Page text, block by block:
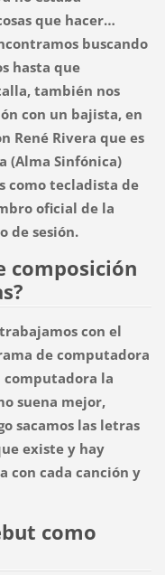
que hacer…
buscando
hasta que
también nos
con un bajista, en
René Rivera que es
(Alma Sinfónica)
como tecladista de
oficial de la
de sesión.
composición
con el
de computadora
la
suena mejor,
sacamos las letras
existe y hay
con cada canción y
como